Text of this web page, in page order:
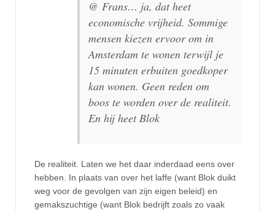
@ Frans… ja, dat heet
economische vrijheid. Sommige
mensen kiezen ervoor om in
Amsterdam te wonen terwijl je
15 minuten erbuiten goedkoper
kan wonen. Geen reden om
boos te worden over de realiteit.
En hij heet Blok
De realiteit. Laten we het daar inderdaad eens over
hebben. In plaats van over het laffe (want Blok duikt
weg voor de gevolgen van zijn eigen beleid) en
gemakszuchtige (want Blok bedrijft zoals zo vaak